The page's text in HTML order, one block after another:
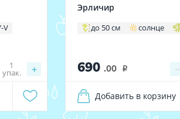
V
+
1
упак.
Эрличир
до 50 см солнце
690 .00 i −
Добавить в корзину